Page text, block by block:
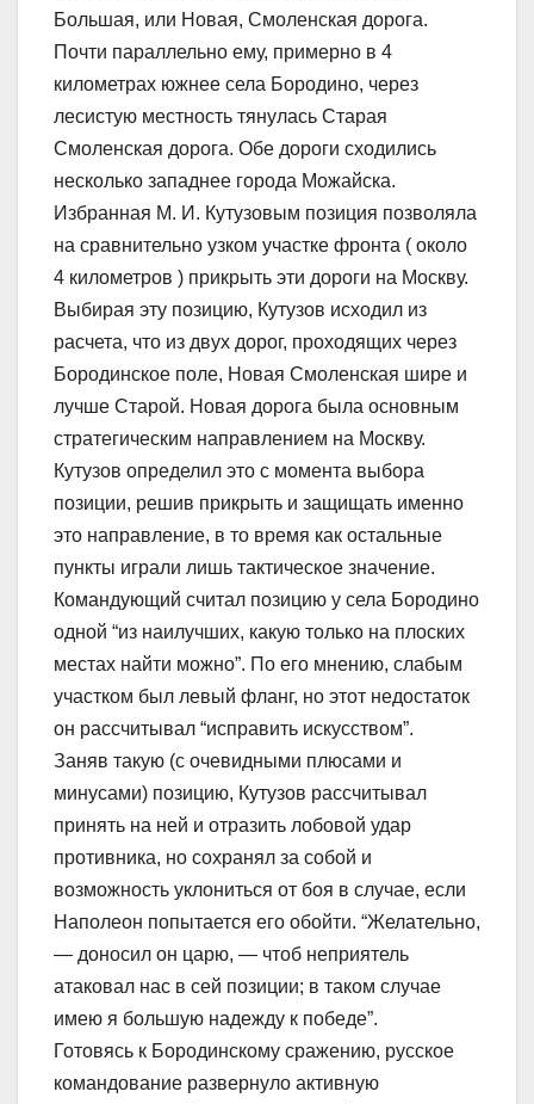
Большая, или Новая, Смоленская дорога.
Почти параллельно ему, примерно в 4
километрах южнее села Бородино, через
лесистую местность тянулась Старая
Смоленская дорога. Обе дороги сходились
несколько западнее города Можайска.
Избранная М. И. Кутузовым позиция позволяла
на сравнительно узком участке фронта ( около
4 километров ) прикрыть эти дороги на Москву.
Выбирая эту позицию, Кутузов исходил из
расчета, что из двух дорог, проходящих через
Бородинское поле, Новая Смоленская шире и
лучше Старой. Новая дорога была основным
стратегическим направлением на Москву.
Кутузов определил это с момента выбора
позиции, решив прикрыть и защищать именно
это направление, в то время как остальные
пункты играли лишь тактическое значение.
Командующий считал позицию у села Бородино
одной “из наилучших, какую только на плоских
местах найти можно”. По его мнению, слабым
участком был левый фланг, но этот недостаток
он рассчитывал “исправить искусством”.
Заняв такую (с очевидными плюсами и
минусами) позицию, Кутузов рассчитывал
принять на ней и отразить лобовой удар
противника, но сохранял за собой и
возможность уклониться от боя в случае, если
Наполеон попытается его обойти. “Желательно,
— доносил он царю, — чтоб неприятель
атаковал нас в сей позиции; в таком случае
имею я большую надежду к победе”.
Готовясь к Бородинскому сражению, русское
командование развернуло активную